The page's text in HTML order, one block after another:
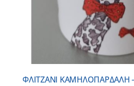
ΦΛΙΤΖΑΝΙ ΚΑΜΗΛΟΠΑΡΔΑΛΗ